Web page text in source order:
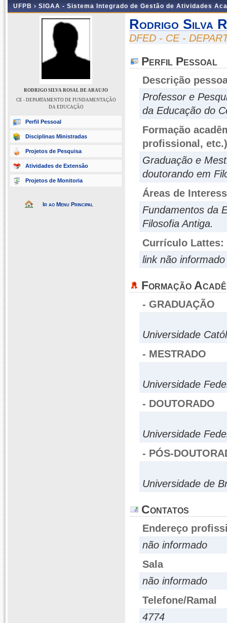
UFPB › SIGAA - Sistema Integrado de Gestão de Atividades
RODRIGO SILVA ROSAL DE ARAUJO
CE - DEPARTAMENTO DE FUNDAMENTAÇÃO
DA EDUCAÇÃO
Perfil Pessoal
Disciplinas Ministradas
Projetos de Pesquisa
Atividades de Extensão
Projetos de Monitoria
Ir ao Menu Principal
Rodrigo Silva
DFED - CE -
Perfil Pessoal
Descrição
Professor e
da Educação do
Formação
profissional, etc.)
Graduação e
doutorando em
Áreas de
Fundamentos da
Filosofia Antiga.
Currículo Lattes:
link não informado
Formação
- GRADUAÇÃO
Universidade
- MESTRADO
Universidade
- DOUTORADO
Universidade
- PÓS-
Universidade de
Contatos
Endereço
não informado
Sala
não informado
Telefone/Ramal
4774